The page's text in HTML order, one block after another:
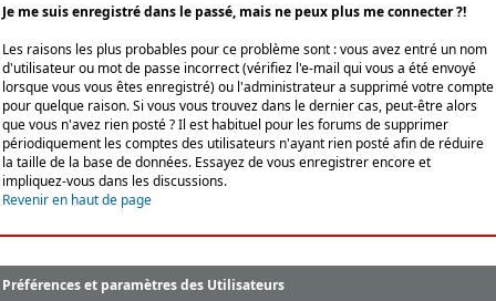
Je me suis enregistré dans le passé, mais ne peux plus me connecter ?!
Les raisons les plus probables pour ce problème sont : vous avez entré un nom
d'utilisateur ou mot de passe incorrect (vérifiez l'e-mail qui vous a été envoyé
lorsque vous vous êtes enregistré) ou l'administrateur a supprimé votre compte
pour quelque raison. Si vous vous trouvez dans le dernier cas, peut-être alors
que vous n'avez rien posté ? Il est habituel pour les forums de supprimer
périodiquement les comptes des utilisateurs n'ayant rien posté afin de réduire
la taille de la base de données. Essayez de vous enregistrer encore et
impliquez-vous dans les discussions.
Revenir en haut de page
Préférences et paramètres des Utilisateurs